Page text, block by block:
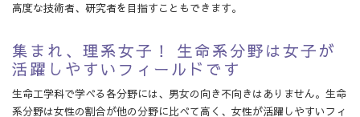
高度な技術者、研究者を目指すこともできます。
集まれ、理系女子！ 生命系分野は女子が
活躍しやすいフィールドです
生命工学科で学べる各分野には、男女の向き不向きはありません。生命
系分野は女性の割合が他の分野に比べて高く、女性が活躍しやすいフィ